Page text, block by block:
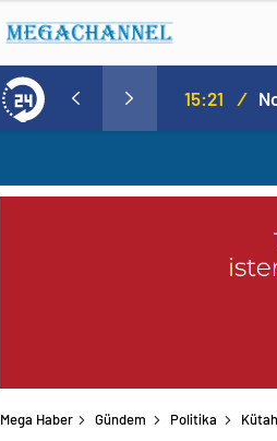
Norweç silahlı kuvvetleri kadınlardan oluşan özel kuvvetler eğitimlerini başlattı. 15:20
Mega Haber Gündem Politika